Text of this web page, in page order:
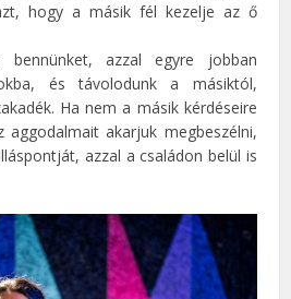
hogy a másik fél kezelje az ő
bennünket, azzal egyre jobban
és távolodunk a másiktól,
Ha nem a másik kérdéseire
aggodalmait akarjuk megbeszélni,
azzal a családon belül is